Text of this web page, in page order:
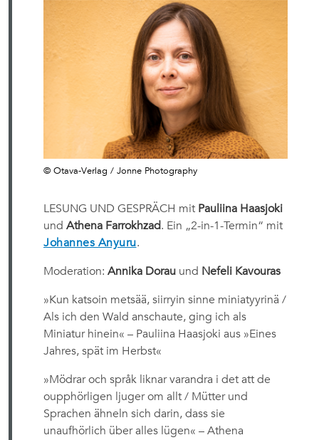
© Otava-Verlag / Jonne Photography
LESUNG UND GESPRÄCH mit Pauliina Haasjoki
und Athena Farrokhzad. Ein „2-in-1-Termin“ mit
Johannes Anyuru.
Moderation: Annika Dorau und Nefeli Kavouras
»Kun katsoin metsää, siirryin sinne miniatyyrinä /
Als ich den Wald anschaute, ging ich als
Miniatur hinein« – Pauliina Haasjoki aus »Eines
Jahres, spät im Herbst«
»Mödrar och språk liknar varandra i det att de
oupphörligen ljuger om allt / Mütter und
Sprachen ähneln sich darin, dass sie
unaufhörlich über alles lügen« – Athena